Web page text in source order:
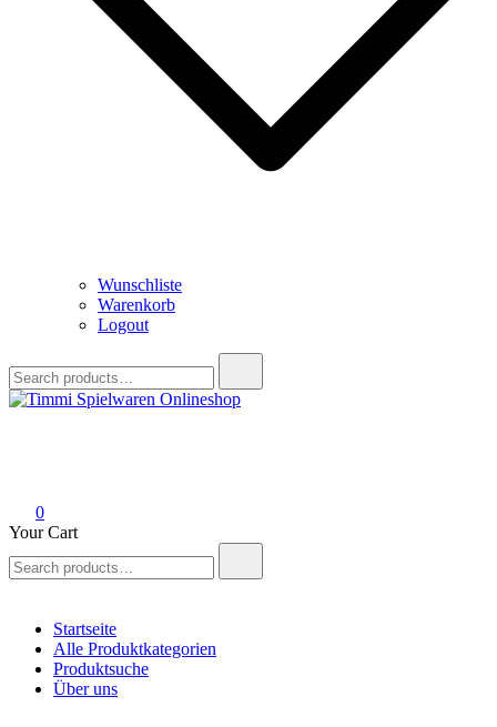
Wunschliste
Warenkorb
Logout
for:
0
Your Cart
for:
Startseite
Alle Produktkategorien
Produktsuche
Über uns